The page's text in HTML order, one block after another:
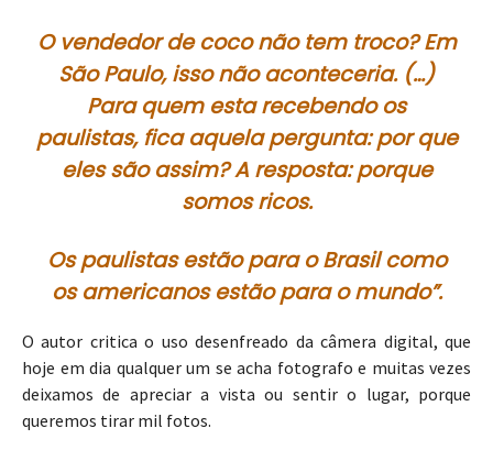
O vendedor de coco não tem troco? Em
São Paulo, isso não aconteceria. (…)
Para quem esta recebendo os
paulistas, fica aquela pergunta: por que
eles são assim? A resposta: porque
somos ricos.
Os paulistas estão para o Brasil como
os americanos estão para o mundo”.
O autor critica o uso desenfreado da câmera digital, que
hoje em dia qualquer um se acha fotografo e muitas vezes
deixamos de apreciar a vista ou sentir o lugar, porque
queremos tirar mil fotos.